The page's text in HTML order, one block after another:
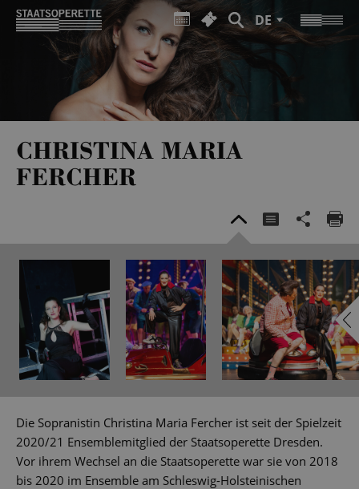
DE
CHRISTINA MARIA
FERCHER
Die Sopranistin Christina Maria Fercher ist seit der Spielzeit
2020/21 Ensemblemitglied der Staatsoperette Dresden.
Vor ihrem Wechsel an die Staatsoperette war sie von 2018
bis 2020 im Ensemble am Schleswig-Holsteinischen